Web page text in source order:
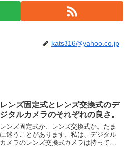
kats316@yahoo.co.jp
レンズ固定式とレンズ交換式のデ
ジタルカメラのそれぞれの良さ。
レンズ固定式か、レンズ交換式か。たま
に迷うことがあります。私は、デジタル
カメラのレンズ交換式カメラは持ってい